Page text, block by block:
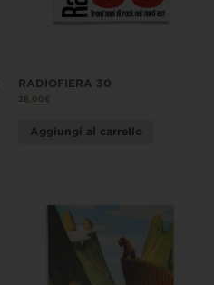
RADIOFIERA 30
28,00€
Aggiungi al carrello